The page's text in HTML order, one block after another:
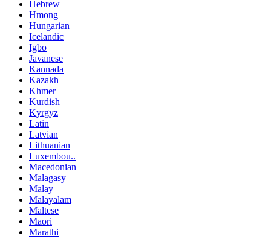
Hebrew
Hmong
Hungarian
Icelandic
Igbo
Javanese
Kannada
Kazakh
Khmer
Kurdish
Kyrgyz
Latin
Latvian
Lithuanian
Luxembou..
Macedonian
Malagasy
Malay
Malayalam
Maltese
Maori
Marathi